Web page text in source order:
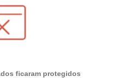
ficaram protegidos